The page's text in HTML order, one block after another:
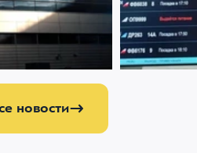
в районе
Внуково
22 ИЮЛЯ 2026
Меняемся
новости